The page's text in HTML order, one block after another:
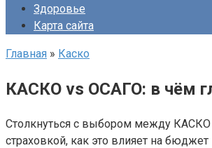
Здоровье
Карта сайта
Главная » Каско
КАСКО vs ОСАГО: в чём
Столкнуться с выбором между КАСКО
страховкой, как это влияет на